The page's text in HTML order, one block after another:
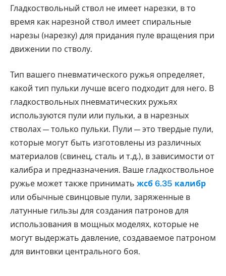
Гладкоствольный ствол не имеет нарезки, в то
время как нарезной ствол имеет спиральные
нарезы (нарезку) для придания пуле вращения при
движении по стволу.
Тип вашего пневматического ружья определяет,
какой тип пульки лучше всего подходит для него. В
гладкоствольных пневматических ружьях
используются пули или пульки, а в нарезных
стволах — только пульки. Пули — это твердые пули,
которые могут быть изготовлены из различных
материалов (свинец, сталь и т.д.), в зависимости от
калибра и предназначения. Ваше гладкоствольное
ружье может также принимать жсб 6.35 калибр
или обычные свинцовые пули, заряженные в
латунные гильзы для создания патронов для
использования в мощных моделях, которые не
могут выдержать давление, создаваемое патроном
для винтовки центрального боя.